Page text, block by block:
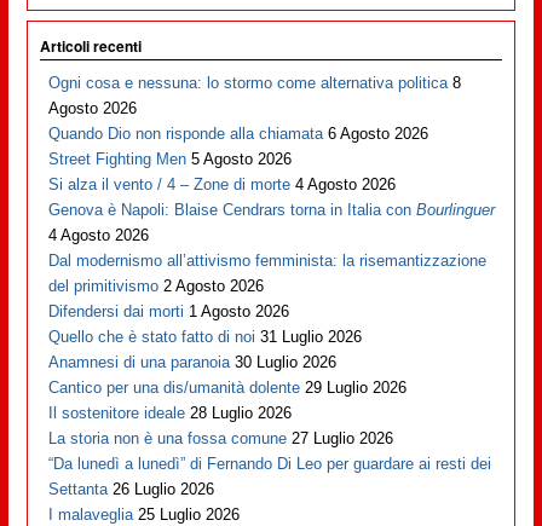
Articoli recenti
Ogni cosa e nessuna: lo stormo come alternativa politica 8
Agosto 2026
Quando Dio non risponde alla chiamata 6 Agosto 2026
Street Fighting Men 5 Agosto 2026
Si alza il vento / 4 – Zone di morte 4 Agosto 2026
Genova è Napoli: Blaise Cendrars torna in Italia conBourlinguer
4 Agosto 2026
Dal modernismo all’attivismo femminista: la risemantizzazione
del primitivismo 2 Agosto 2026
Difendersi dai morti 1 Agosto 2026
Quello che è stato fatto di noi 31 Luglio 2026
Anamnesi di una paranoia 30 Luglio 2026
Cantico per una dis/umanità dolente 29 Luglio 2026
Il sostenitore ideale 28 Luglio 2026
La storia non è una fossa comune 27 Luglio 2026
“Da lunedì a lunedì” di Fernando Di Leo per guardare ai resti dei
Settanta 26 Luglio 2026
I malaveglia 25 Luglio 2026